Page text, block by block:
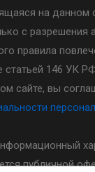
на данном
с разрешения
правила
146 УК
сайте, вы
публичной